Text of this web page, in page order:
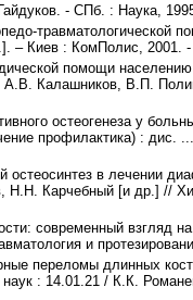
- СПб. : Наука,
травматологической
– Киев : КомПолис, 2001. -
помощи
А.В. Калашников, В.П.
остеогенеза у
профилактика) : дис.
остеосинтез в лечении
Н.Н. Карчебный [и др.] //
современный взгляд
и
переломы длинных
: 14.01.21 / К.К.